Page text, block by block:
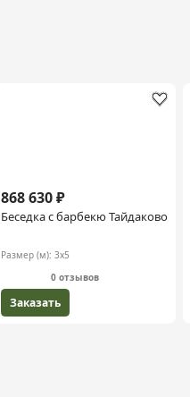
868 630 ₽
Беседка с барбекю Тайдаково
Размер (м): 3х5
0 отзывов
Заказать